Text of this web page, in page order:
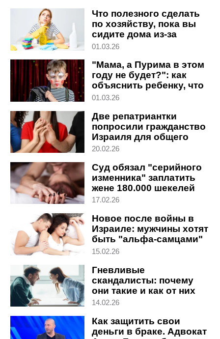
Что полезного сделать
по хозяйству, пока вы
сидите дома из-за
войны
01.03.26
"Мама, а Пурима в этом
году не будет?": как
объяснить ребенку, что
происходит
01.03.26
Две репатриантки
попросили гражданство
Израиля для общего
мужа
20.02.26
Суд обязал "серийного
изменника" заплатить
жене 180.000 шекелей
17.02.26
Новое после войны в
Израиле: мужчины хотят
быть "альфа-самцами"
15.02.26
Гневливые
скандалисты: почему
они такие и как от них
защититься
14.02.26
Как защитить свои
деньги в браке. Адвокат